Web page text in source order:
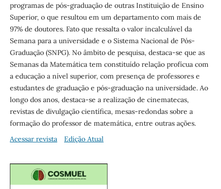
programas de pós-graduação de outras Instituição de Ensino
Superior, o que resultou em um departamento com mais de
97% de doutores. Fato que ressalta o valor incalculável da
Semana para a universidade e o Sistema Nacional de Pós-
Graduação (SNPG). No âmbito de pesquisa, destaca-se que as
Semanas da Matemática tem constituído relação profícua com
a educação a nível superior, com presença de professores e
estudantes de graduação e pós-graduação na universidade. Ao
longo dos anos, destaca-se a realização de cinematecas,
revistas de divulgação científica, mesas-redondas sobre a
formação do professor de matemática, entre outras ações.
Acessar revista
Edição Atual